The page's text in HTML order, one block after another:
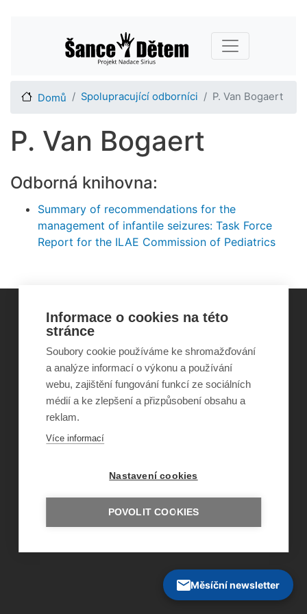
hlavnímu
obsahu
Main navigation
Domů Spolupracující odborníci P. Van Bogaert
P. Van Bogaert
Odborná knihovna:
Summary of recommendations for the
management of infantile seizures: Task Force
Report for the ILAE Commission of Pediatrics
2011–2026
Šance Dětem
ISSN 1805-8876
nazory@sancedetem.cz
Ochrana osobních údajů
Měsíční newsletter
Informace o cookies na této
stránce
Soubory cookie používáme ke shromažďování
a analýze informací o výkonu a používání
webu, zajištění fungování funkcí ze sociálních
médií a ke zlepšení a přizpůsobení obsahu a
reklam.
Více informací
Nastavení cookies
POVOLIT COOKIES